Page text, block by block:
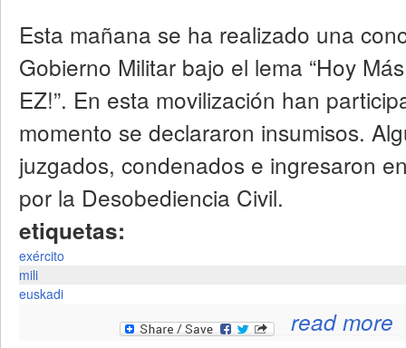
Esta mañana se ha realizado una
Gobierno Militar bajo el lema “Hoy
EZ!”. En esta movilización han
momento se declararon insumisos.
juzgados, condenados e ingresaron
por la Desobediencia Civil.
etiquetas:
exército
mili
euskadi
read more